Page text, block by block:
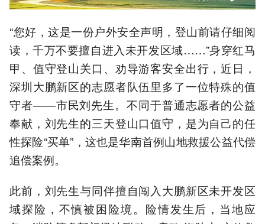
“您好，这是一份户外安全声明，登山前请仔细阅
读，千万不要擅自进入未开发区域……”身穿红马
甲、值守登山关口、劝导游客安全出行，近日，
深圳大鹏新区的志愿者队伍里多了一位特殊的值
守者——市民刘先生。不同于普通志愿者的公益
奉献，刘先生的三天登山口值守，是为自己的任
性探险“买单”，这也是华南首例山地救援公益代偿
追偿案例。
此前，刘先生与同伴擅自闯入大鹏新区未开发区
域探险，不慎被困险境。险情发生后，当地应